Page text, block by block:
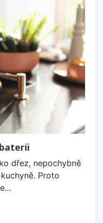
dřez, nepochybně
Proto